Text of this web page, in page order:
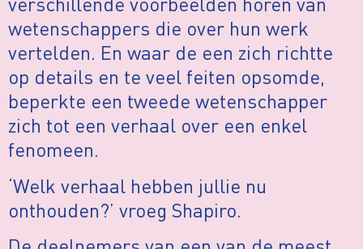
wetenschappers die over hun werk
vertelden. En waar de een zich richtte
op details en te veel feiten opsomde,
beperkte een tweede wetenschapper
zich tot een verhaal over een enkel
fenomeen.
‘Welk verhaal hebben jullie nu
onthouden?’ vroeg Shapiro.